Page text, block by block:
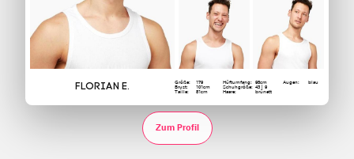
Florian E. Größe: 179 Hüftumfang: 98cm Augen: blau
Brust: 101cm Schuhgröße: 43 | 9
Taille: 81cm Haare: brünett
Zum Profil